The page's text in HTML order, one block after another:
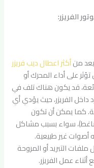
الفريزر:
يعد منأكثر اعطال ديب فريزر
على أداء المحرك أو
قد يكون هناك تلف في
داخل الفريزر، حيث يؤدي أي
كما يمكن أن تكون
سواء بسبب مشاكل
أصوات غير طبيعية.
التبريد أو المروحة
عمل الفريزر.